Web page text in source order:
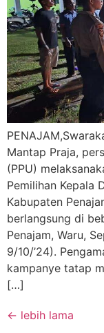
Mantap Praja,
(PPU)
Pemilihan Kepala
Kabupaten
berlangsung di
Penajam, Waru,
9/10/’24).
kampanye tatap
[…]
← lebih lama